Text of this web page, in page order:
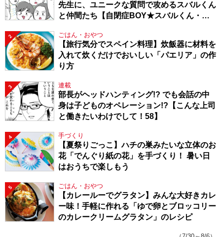
先生に、ユニークな質問で攻めるスバルくん
と仲間たち【自閉症BOY★スバルくん・
2 ごはん・おやつ
【旅行気分でスペイン料理】炊飯器に材料を
入れて炊くだけでおいしい「パエリア」の作
り方
3 連載
部長がヘッドハンティング!? でも会話の中
身は子どものオペレーション!?【こんな上司
と働きたいわけでして！58】
4 手づくり
【夏祭りごっこ】ハチの巣みたいな立体のお
花「でんぐり紙の花」を手づくり！ 暑い日
はおうちで楽しもう
5 ごはん・おやつ
【カレールーでグラタン】みんな大好きカレ
ー味！手軽に作れる「ゆで卵とブロッコリー
のカレークリームグラタン」のレシピ